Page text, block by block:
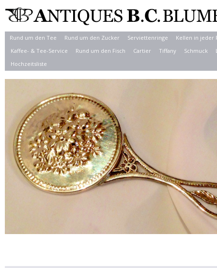
Rund um den Tee Rund um den Zucker Serviettenringe
Kellen in jeder
Kaffee- & Tee-Service
Rund um den Fisch Cartier Tiffany Schmuck
Hochzeitsliste